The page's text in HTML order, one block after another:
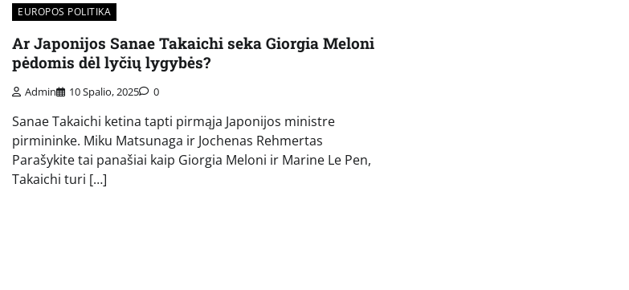
EUROPOS POLITIKA
Ar Japonijos Sanae Takaichi seka Giorgia Meloni
pėdomis dėl lyčių lygybės?
Admin 10 Spalio, 2025 0
Sanae Takaichi ketina tapti pirmąja Japonijos ministre
pirmininke. Miku Matsunaga ir Jochenas Rehmertas
Parašykite tai panašiai kaip Giorgia Meloni ir Marine Le Pen,
Takaichi turi […]